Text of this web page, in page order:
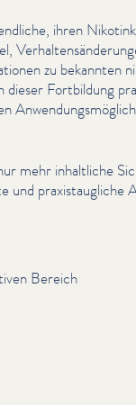
ihren
zu bekannten
Fortbildung
mehr inhaltliche
und
Bereich